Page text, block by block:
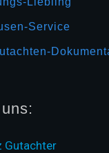
Service
Gutachter